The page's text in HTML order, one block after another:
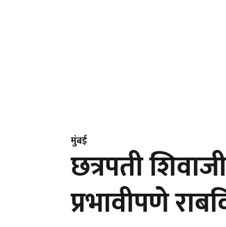
मुंबई
छत्रपती
प्रभावीपणे